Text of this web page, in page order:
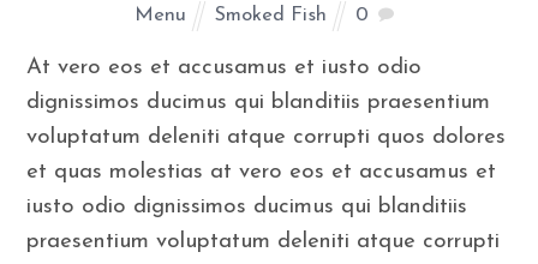
Menu Smoked Fish 0
At vero eos et accusamus et iusto odio
dignissimos ducimus qui blanditiis praesentium
voluptatum deleniti atque corrupti quos dolores
et quas molestias at vero eos et accusamus et
iusto odio dignissimos ducimus qui blanditiis
praesentium voluptatum deleniti atque corrupti